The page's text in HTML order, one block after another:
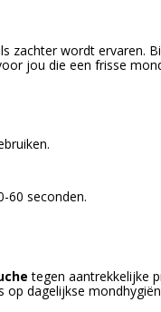
zachter wordt ervaren.
jou die een frisse
60 seconden.
tegen aantrekkelijke
dagelijkse